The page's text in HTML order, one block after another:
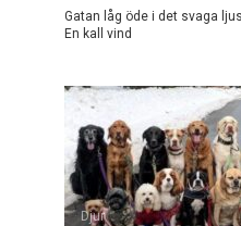
Gatan låg öde i det svaga
En kall vind
Djur